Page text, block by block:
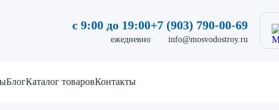
с 9:00 до 19:00
ежедневно
+7 (903) 790-00-69
info@mosvodostroy.ru
БлогКаталог товаровКонтакты